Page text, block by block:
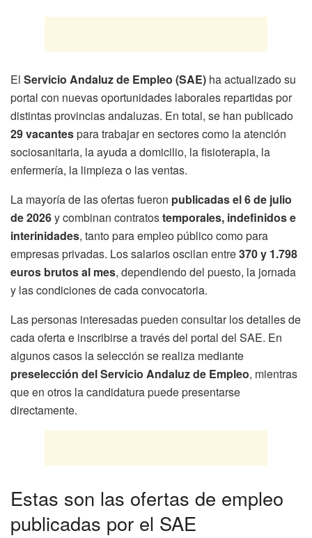
El Servicio Andaluz de Empleo (SAE) ha actualizado su
portal con nuevas oportunidades laborales repartidas por
distintas provincias andaluzas. En total, se han publicado
29 vacantespara trabajar en sectores como la atención
sociosanitaria, la ayuda a domicilio, la fisioterapia, la
enfermería, la limpieza o las ventas.
La mayoría de las ofertas fueron publicadas el 6 de julio
de 2026y combinan contratostemporales, indefinidos e
interinidades, tanto para empleo público como para
empresas privadas. Los salarios oscilan entre370 y 1.798
euros brutos al mes, dependiendo del puesto, la jornada
y las condiciones de cada convocatoria.
Las personas interesadas pueden consultar los detalles de
cada oferta e inscribirse a través del portal del SAE. En
algunos casos la selección se realiza mediante
preselección del Servicio Andaluz de Empleo, mientras
que en otros la candidatura puede presentarse
directamente.
Estas son las ofertas de empleo
publicadas por el SAE